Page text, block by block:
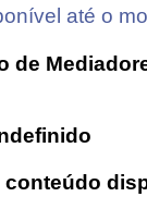
até o
de
conteúdo